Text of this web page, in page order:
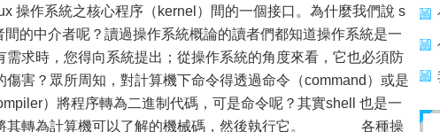
操作系統之核心程序（kernel）間的一個接口。為什麼我們說 s
的中介者呢？讀過操作系統概論的讀者們都知道操作系統是一
求時，您得向系統提出；從操作系統的角度來看，它也必須防
傷害？眾所周知，對計算機下命令得透過命令（command）或是
）將程序轉為二進制代碼，可是命令呢？其實shell 也是一
將其轉為計算機可以了解的機械碼，然後執行它。 各種操